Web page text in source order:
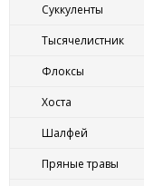
Суккуленты
Тысячелистник
Флоксы
Хоста
Шалфей
Пряные травы